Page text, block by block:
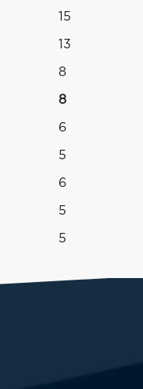
15
13
8
8
6
5
6
5
5